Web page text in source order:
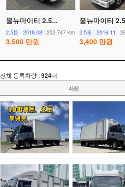
올뉴마이티 2.5...
2.5톤 2018.08 252,747 Km
3,500 만원
올뉴마이티
2.5톤 2016.11
3,400 만원
전체 등록차량 :924대
사진